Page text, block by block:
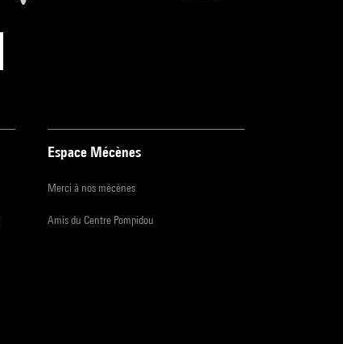
Espace Mécènes
Merci à nos mécènes
Amis du Centre Pompidou